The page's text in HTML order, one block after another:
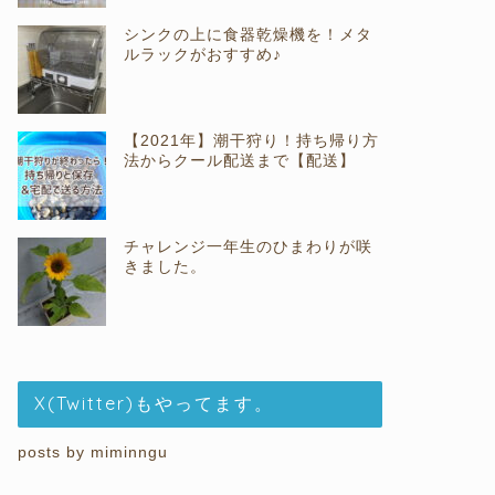
シンクの上に食器乾燥機を！メタ
ルラックがおすすめ♪
【2021年】潮干狩り！持ち帰り方
法からクール配送まで【配送】
チャレンジ一年生のひまわりが咲
きました。
X(Twitter)もやってます。
posts by miminngu